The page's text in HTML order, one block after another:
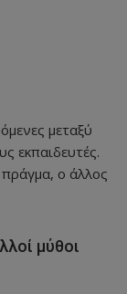
μεταξύ
εκπαιδευτές.
πράγμα, ο άλλος
μύθοι